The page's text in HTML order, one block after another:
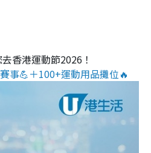
去香港運動節2026！
事💪＋100+運動用品攤位🔥